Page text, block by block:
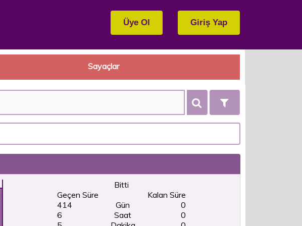
Sayaçlar
Bitti
Geçen Süre
414
6
Gün
Saat
Kalan Süre
0
0